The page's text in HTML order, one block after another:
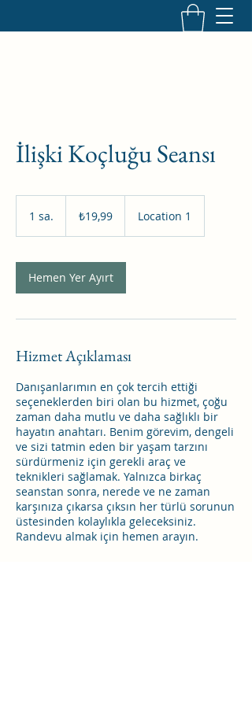
İlişki Koçluğu Seansı
1 sa.
Türk
lirası₺19,99 Location 1
Hemen Yer Ayırt
Hizmet Açıklaması
Danışanlarımın en çok tercih ettiği
seçeneklerden biri olan bu hizmet, çoğu
zaman daha mutlu ve daha sağlıklı bir
hayatın anahtarı. Benim görevim, dengeli
ve sizi tatmin eden bir yaşam tarzını
sürdürmeniz için gerekli araç ve
teknikleri sağlamak. Yalnızca birkaç
seanstan sonra, nerede ve ne zaman
karşınıza çıkarsa çıksın her türlü sorunun
üstesinden kolaylıkla geleceksiniz.
Randevu almak için hemen arayın.